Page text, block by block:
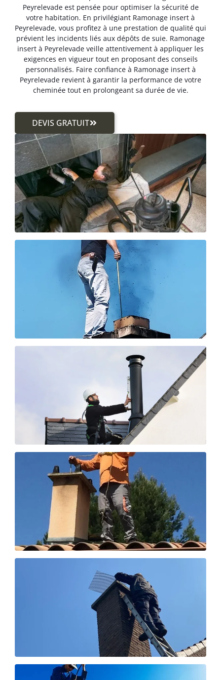
Peyrelevade est pensée pour optimiser la sécurité de
votre habitation. En privilégiant Ramonage insert à
Peyrelevade, vous profitez à une prestation de qualité qui
prévient les incidents liés aux dépôts de suie. Ramonage
insert à Peyrelevade veille attentivement à appliquer les
exigences en vigueur tout en proposant des conseils
personnalisés. Faire confiance à Ramonage insert à
Peyrelevade revient à garantir la performance de votre
cheminée tout en prolongeant sa durée de vie.
DEVIS GRATUIT